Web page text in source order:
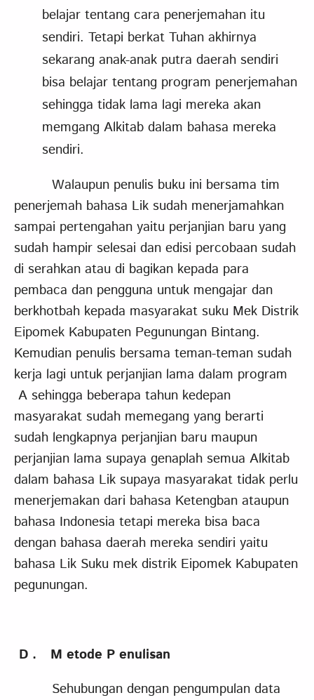
belajar tentang cara penerjemahan itu
sendiri. Tetapi berkat Tuhan akhirnya
sekarang anak-anak putra daerah sendiri
bisa belajar tentang program penerjemahan
sehingga tidak lama lagi mereka akan
memgang Alkitab dalam bahasa mereka
sendiri.
Walaupun penulis buku ini bersama tim
penerjemah bahasa Lik sudah menerjamahkan
sampai pertengahan yaitu perjanjian baru yang
sudah hampir selesai dan edisi percobaan sudah
di serahkan atau di bagikan kepada para
pembaca dan pengguna untuk mengajar dan
berkhotbah kepada masyarakat suku Mek Distrik
Eipomek Kabupaten Pegunungan Bintang.
Kemudian penulis bersama teman-teman sudah
kerja lagi untuk perjanjian lama dalam program
A sehingga beberapa tahun kedepan
masyarakat sudah memegang yang berarti
sudah lengkapnya perjanjian baru maupun
perjanjian lama supaya genaplah semua Alkitab
dalam bahasa Lik supaya masyarakat tidak perlu
menerjemakan dari bahasa Ketengban ataupun
bahasa Indonesia tetapi mereka bisa baca
dengan bahasa daerah mereka sendiri yaitu
bahasa Lik Suku mek distrik Eipomek Kabupaten
pegunungan.
D . M etode P enulisan
Sehubungan dengan pengumpulan data